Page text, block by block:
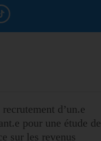
d’un.e
pour une étude de
sur les revenus